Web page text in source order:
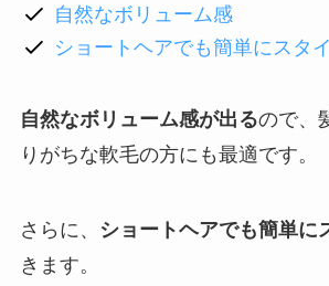
自然なボリューム感
ショートヘアでも簡単にスタ
自然なボリューム感が出るので、
りがちな軟毛の方にも最適です。
さらに、 ショートヘアでも簡単に
きます。